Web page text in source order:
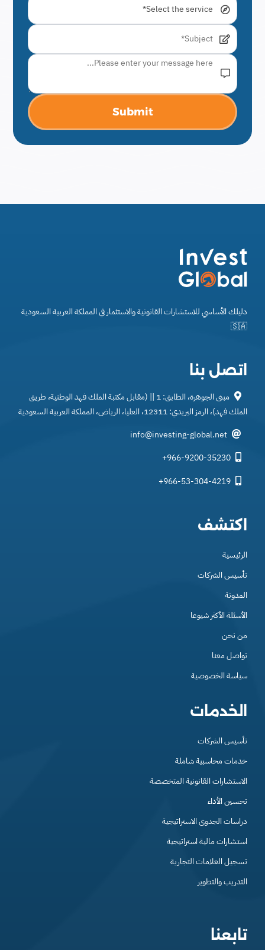
Submit
دليلك الأساسي للاستشارات القانونية والاستثمار في المملكة العربية السعودية
🇸🇦
اتصل بنا
مبنى الجوهرة، الطابق: 1 || (مقابل مكتبة الملك فهد الوطنية، طريق
الملك فهد)، الرمز البريدي: 12311، العليا، الرياض، المملكة العربية السعودية
info@investing-global.net
+966-9200-35230
+966-53-304-4219
اكتشف
الرئيسية
تأسيس الشركات
المدونة
الأسئلة الأكثر شيوعا
من نحن
تواصل معنا
سياسة الخصوصية
الخدمات
تأسيس الشركات
خدمات محاسبية شاملة
الاستشارات القانونية المتخصصة
تحسين الأداء
دراسات الجدوى الاستراتيجية
استشارات مالية استراتيجية
تسجيل العلامات التجارية
التدريب والتطوير
تابعنا